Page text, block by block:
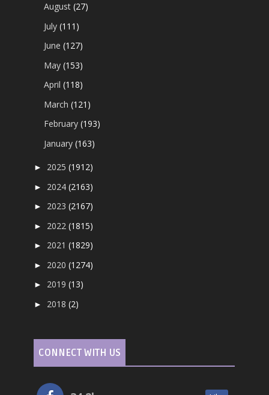
August(27)
July(111)
June(127)
May(153)
April(118)
March(121)
February(193)
January(163)
► 2025(1912)
► 2024(2163)
► 2023(2167)
► 2022(1815)
► 2021(1829)
► 2020(1274)
► 2019(13)
► 2018(2)
CONNECT WITH US